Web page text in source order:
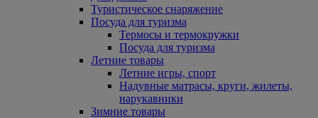
Туристическое снаряжение
Посуда для туризма
Термосы и термокружки
Посуда для туризма
Летние товары
Летние игры, спорт
Надувные матрасы, круги, жилеты,
нарукавники
Зимние товары